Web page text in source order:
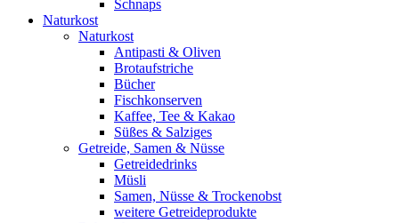
Schnaps
Naturkost
Naturkost
Antipasti & Oliven
Brotaufstriche
Bücher
Fischkonserven
Kaffee, Tee & Kakao
Süßes & Salziges
Getreide, Samen & Nüsse
Getreidedrinks
Müsli
Samen, Nüsse & Trockenobst
weitere Getreideprodukte